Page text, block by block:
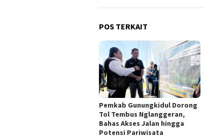
POS TERKAIT
Pemkab Gunungkidul Dorong
Tol Tembus Nglanggeran,
Bahas Akses Jalan hingga
Potensi Pariwisata